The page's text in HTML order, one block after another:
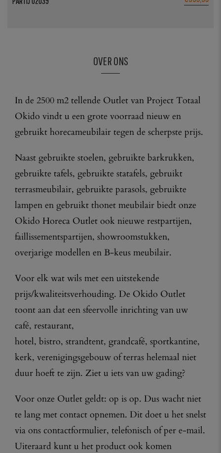
OVER ONS
In de 2500 m2 tellende Outlet van Project Totaal
Okido vindt u een grote voorraad nieuw en
gebruikt horecameubilair tegen de scherpste prijs.
Naast gebruikte stoelen, gebruikte barkrukken,
gebruikte tafels, gebruikte statafels, gebruikt
terrasmeubilair, gebruikte parasols, gebruikte
lampen en gebruikt thonet meubilair biedt onze
Okido Horeca Outlet ook nieuwe restpartijen,
faillissementspartijen, showroomstukken,
overjarige modellen en B-keus meubilair.
Voor elk wat wils met een uitstekende
prijs/kwaliteitsverhouding. De Okido Outlet
toont aan dat een sfeervolle inrichting van uw
café, restaurant,
hotel, bistro, strandtent, grandcafé, sportkantine,
kerk, verenigingsgebouw of terras helemaal niet
duur hoeft te zijn. Ziet u iets van uw gading?
Voor onze Outlet geldt: op is op. Dus wacht niet
te lang met contact opnemen. Dit doet u het snelst
via ons contactformulier, telefonisch of per e-mail.
Uiteraard kunt u het product ook komen